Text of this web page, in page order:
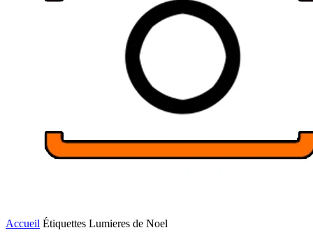
Accueil Étiquettes Lumieres de Noel